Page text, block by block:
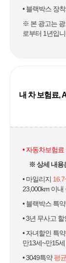
• 블랙박스 장
※ 본 광고는 광
로부터 1년입니
내 차 보험료,
• 자동차보험
※ 상세 내용
• 마일리지
23,000km 이
• 블랙박스 특
• 3년 무사고 할
• 자녀할인 특약
만13세~만15
• 3049특약평